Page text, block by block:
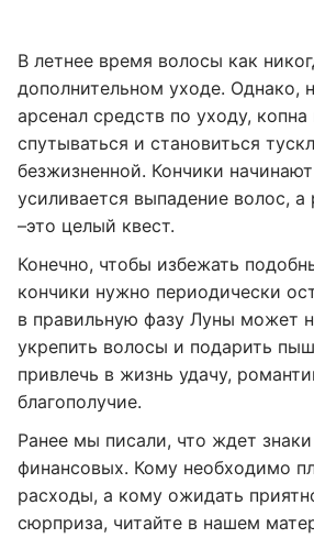
В летнее время волосы как
дополнительном уходе. Однако,
арсенал средств по уходу,
спутываться и становиться
безжизненной. Кончики
усиливается выпадение волос, а
–это целый квест.
Конечно, чтобы избежать
кончики нужно периодически
в правильную фазу Луны может
укрепить волосы и подарить
привлечь в жизнь удачу,
благополучие.
Ранее мы писали, что ждет
финансовых. Кому необходимо
расходы, а кому ожидать
сюрприза, читайте в нашем